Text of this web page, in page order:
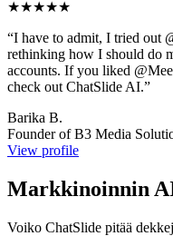
★★★★★
“I have to admit, I tried out
rethinking how I should do
accounts. If you liked
check out ChatSlide AI.”
Barika B.
Founder of B3 Media
View profile
Markkinoinnin
Voiko ChatSlide pitää